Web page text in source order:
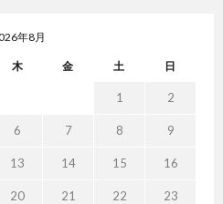
年8月
木 金 土 日
1 2
6 7 8 9
13 14 15 16
20 21 22 23